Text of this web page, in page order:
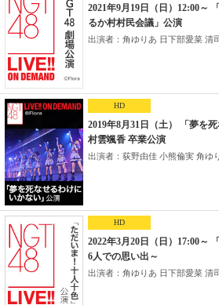
2021年9月19日（日）12:00～
るか村村民会議」公演
出演者：角ゆりあ 日下部愛菜 清司
HD
2019年8月31日（土） 「夢を
村雲颯香 卒業公演
出演者：荻野由佳 小熊倫実 角ゆり
HD
2022年3月20日（日）17:00～
6人での思い出～
出演者：角ゆりあ 日下部愛菜 清司